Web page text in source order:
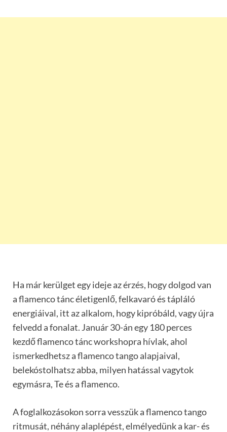
Ha már kerülget egy ideje az érzés, hogy dolgod van
a flamenco tánc életigenlő, felkavaró és tápláló
energiáival, itt az alkalom, hogy kipróbáld, vagy újra
felvedd a fonalat. Január 30-án egy 180 perces
kezdő flamenco tánc workshopra hívlak, ahol
ismerkedhetsz a flamenco tango alapjaival,
belekóstolhatsz abba, milyen hatással vagytok
egymásra, Te és a flamenco.
A foglalkozásokon sorra vesszük a flamenco tango
ritmusát, néhány alaplépést, elmélyedünk a kar- és